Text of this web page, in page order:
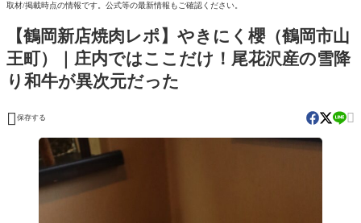
取材/掲載時点の情報です。公式等の最新情報もご確認ください。
【鶴岡新店焼肉レポ】やきにく櫻（鶴岡市山
王町）｜庄内ではここだけ！尾花沢産の雪降
り和牛が異次元だった
 保存する 